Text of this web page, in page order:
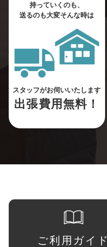
持っていくのも、
送るのも大変そんな時は
スタッフがお伺いいたします
出張費用無料！
ご利用ガイド